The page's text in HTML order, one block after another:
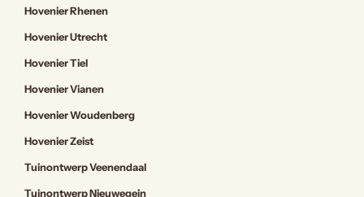
Hovenier Rhenen
Hovenier Utrecht
Hovenier Tiel
Hovenier Vianen
Hovenier Woudenberg
Hovenier Zeist
Tuinontwerp Veenendaal
Tuinontwerp Nieuwegein